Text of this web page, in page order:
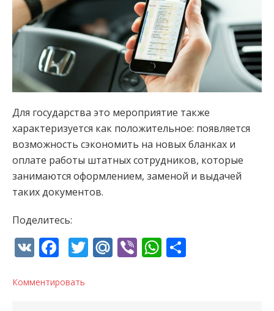
Для государства это мероприятие также
характеризуется как положительное: появляется
возможность сэкономить на новых бланках и
оплате работы штатных сотрудников, которые
занимаются оформлением, заменой и выдачей
таких документов.
Поделитесь:
VK Facebook
Twitter
Mail.Ru
ViberWhatsApp
Комментировать